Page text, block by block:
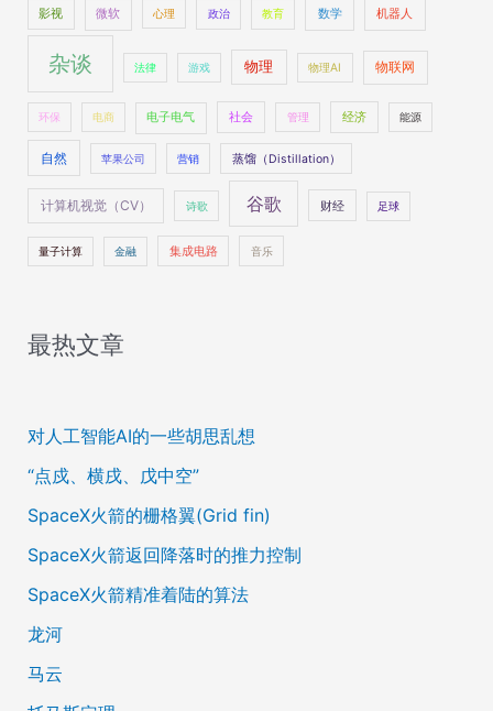
影视 微软 心理 政治 教育 数学 机器人
杂谈 法律 游戏 物理 物理AI 物联网
环保 电商 电子电气 社会 管理 经济 能源
自然 苹果公司 营销 蒸馏（Distillation）
计算机视觉（CV） 诗歌 谷歌 财经 足球
量子计算 金融 集成电路 音乐
最热文章
对人工智能AI的一些胡思乱想
“点戍、横戌、戊中空”
SpaceX火箭的栅格翼(Grid fin)
SpaceX火箭返回降落时的推力控制
SpaceX火箭精准着陆的算法
龙河
马云